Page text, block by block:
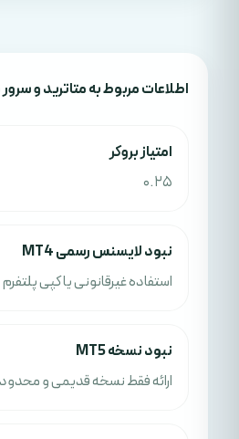
اطلاعات مربوط به متاترید و
امتياز بروکر
0.25
نبود لایسنس رسمی MT4
استفاده غیرقانونی یا کپی پلتفرم
نبود نسخه MT5
ارائه فقط نسخه قدیمی و محدود